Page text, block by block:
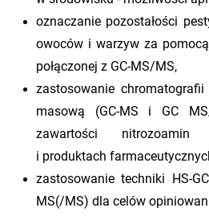
oznaczanie pozostałości
owoców i warzyw za pomocą
połączonej z GC-MS/MS,
zastosowanie
masową (GC-MS i GC
zawartości
i produktach
zastosowanie techniki HS-
MS(/MS) dla celów